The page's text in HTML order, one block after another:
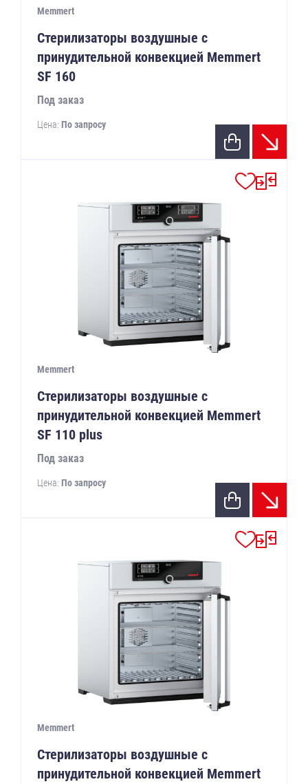
Memmert
Стерилизаторы воздушные с
принудительной конвекцией Memmert
SF 160
Под заказ
Цена: По запросу
Memmert
Стерилизаторы воздушные с
принудительной конвекцией Memmert
SF 110 plus
Под заказ
Цена: По запросу
Memmert
Стерилизаторы воздушные с
принудительной конвекцией Memmert